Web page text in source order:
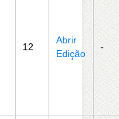
12
Abrir
Edição
-